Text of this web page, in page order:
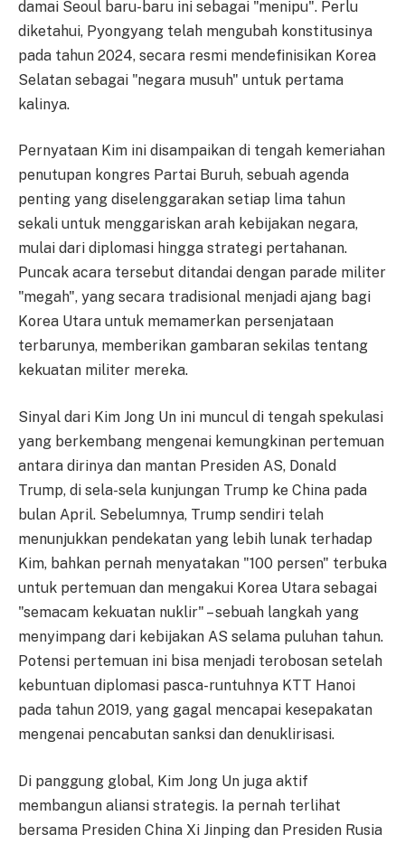
damai Seoul baru-baru ini sebagai "menipu". Perlu
diketahui, Pyongyang telah mengubah konstitusinya
pada tahun 2024, secara resmi mendefinisikan Korea
Selatan sebagai "negara musuh" untuk pertama
kalinya.
Pernyataan Kim ini disampaikan di tengah kemeriahan
penutupan kongres Partai Buruh, sebuah agenda
penting yang diselenggarakan setiap lima tahun
sekali untuk menggariskan arah kebijakan negara,
mulai dari diplomasi hingga strategi pertahanan.
Puncak acara tersebut ditandai dengan parade militer
"megah", yang secara tradisional menjadi ajang bagi
Korea Utara untuk memamerkan persenjataan
terbarunya, memberikan gambaran sekilas tentang
kekuatan militer mereka.
Sinyal dari Kim Jong Un ini muncul di tengah spekulasi
yang berkembang mengenai kemungkinan pertemuan
antara dirinya dan mantan Presiden AS, Donald
Trump, di sela-sela kunjungan Trump ke China pada
bulan April. Sebelumnya, Trump sendiri telah
menunjukkan pendekatan yang lebih lunak terhadap
Kim, bahkan pernah menyatakan "100 persen" terbuka
untuk pertemuan dan mengakui Korea Utara sebagai
"semacam kekuatan nuklir" – sebuah langkah yang
menyimpang dari kebijakan AS selama puluhan tahun.
Potensi pertemuan ini bisa menjadi terobosan setelah
kebuntuan diplomasi pasca-runtuhnya KTT Hanoi
pada tahun 2019, yang gagal mencapai kesepakatan
mengenai pencabutan sanksi dan denuklirisasi.
Di panggung global, Kim Jong Un juga aktif
membangun aliansi strategis. Ia pernah terlihat
bersama Presiden China Xi Jinping dan Presiden Rusia